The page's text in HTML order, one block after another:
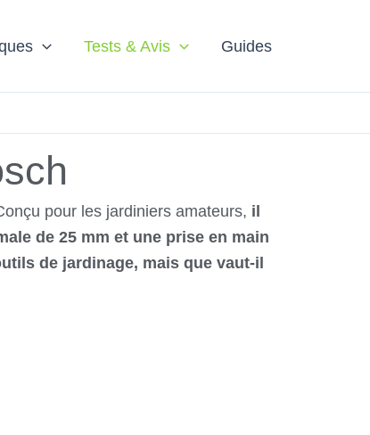
Tests & Avis Guides
pour les jardiniers amateurs, il
de 25 mm et une prise en main
de jardinage, mais que vaut-il